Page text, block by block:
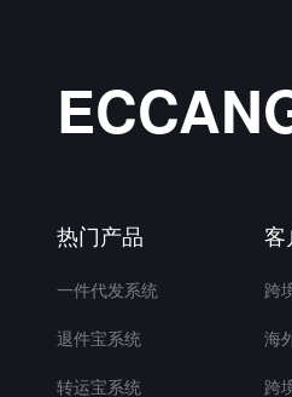
热门产品
一件代发系统
退件宝系统
转运宝系统
客
跨
海
跨